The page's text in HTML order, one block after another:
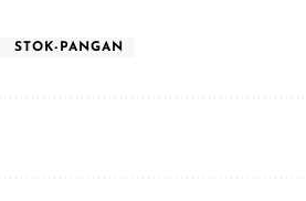
STOK-PANGAN